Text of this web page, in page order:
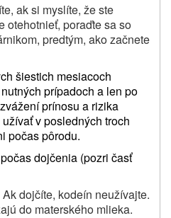
ak si myslíte, že ste
otehotnieť, poraďte sa so
predtým, ako začnete
šiestich mesiacoch
prípadoch a len po
prínosu a rizika
v posledných troch
počas pôrodu.
dojčenia (pozri časť
dojčíte, kodeín neužívajte.
do materského mlieka.